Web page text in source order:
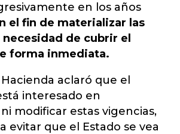
en los años
el fin de materializar las
de cubrir el
forma inmediata.
aclaró que el
interesado en
modificar estas vigencias,
evitar que el Estado se vea